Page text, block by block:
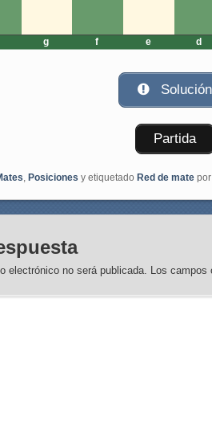
g f e d
Solución
Partida
, Posiciones y etiquetado Red de mate por
electrónico no será publicada. Los